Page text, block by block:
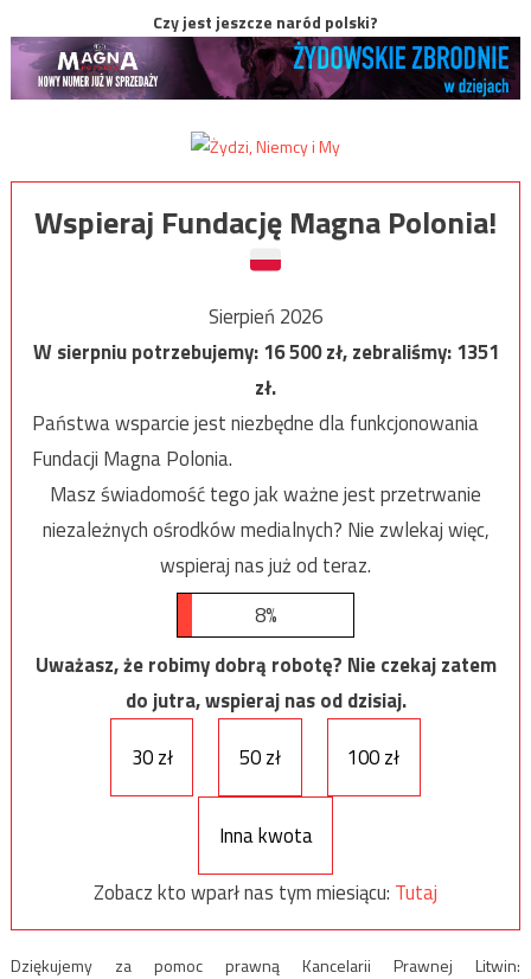
Czy jest jeszcze naród polski?
Wspieraj Fundację Magna Polonia!
Sierpień 2026
W sierpniu potrzebujemy:16 500zł, zebraliśmy:1351
zł.
Państwa wsparcie jest niezbędne dla funkcjonowania
Fundacji Magna Polonia.
Masz świadomość tego jak ważne jest przetrwanie
niezależnych ośrodków medialnych? Nie zwlekaj więc,
wspieraj nas już od teraz.
8%
Uważasz, że robimy dobrą robotę? Nie czekaj zatem
do jutra, wspieraj nas od dzisiaj.
30 zł
50 zł 100 zł
Inna kwota
Zobacz kto wparł nas tym miesiącu: Tutaj
Dziękujemy za pomoc prawną Kancelarii Prawnej Litwin: